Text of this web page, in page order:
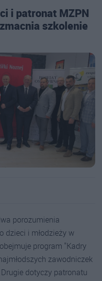
i patronat MZPN
szkolenie
porozumienia
dzieci i młodzieży w
program "Kadry
zawodniczek
dotyczy patronatu